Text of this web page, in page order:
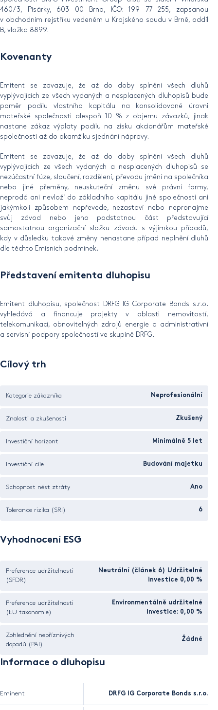
460/3, Pisárky, 603 00 Brno, IČO: 199 77 255, zapsanou
v obchodním rejstříku vedeném u Krajského soudu v Brně, oddíl
B, vložka 8899.
Kovenanty
Emitent se zavazuje, že až do doby splnění všech dluhů
vyplývajících ze všech vydaných a nesplacených dluhopisů bude
poměr podílu vlastního kapitálu na konsolidované úrovni
mateřské společnosti alespoň 10 % z objemu závazků, jinak
nastane zákaz výplaty podílu na zisku akcionářům mateřské
společnosti až do okamžiku sjednání nápravy.
Emitent se zavazuje, že až do doby splnění všech dluhů
vyplývajících ze všech vydaných a nesplacených dluhopisů se
nezúčastní fúze, sloučení, rozdělení, převodu jmění na společníka
nebo jiné přeměny, neuskuteční změnu své právní formy,
neprodá ani nevloží do základního kapitálu jiné společnosti ani
jakýmkoli způsobem nepřevede, nezastaví nebo nepronajme
svůj závod nebo jeho podstatnou část představující
samostatnou organizační složku závodu s výjimkou případů,
kdy v důsledku takové změny nenastane případ neplnění dluhů
dle těchto Emisních podmínek.
Představení emitenta dluhopisu
Emitent dluhopisu, společnost DRFG IG Corporate Bonds s.r.o.
vyhledává a financuje projekty v oblasti nemovitostí,
telekomunikací, obnovitelných zdrojů energie a administrativní
a servisní podpory společností ve skupině DRFG.
Cílový trh
Kategorie zákazníka Neprofesionální
Znalosti a zkušenosti Zkušený
Investiční horizont Minimálně 5 let
Investiční cíle Budování majetku
Schopnost nést ztráty Ano
Tolerance rizika (SRI) 6
Vyhodnocení ESG
Preference udržitelnosti
(SFDR)
Neutrální (článek 6) Udržitelné
investice 0,00 %
Preference udržitelnosti
(EU taxonomie)
Environmentálně udržitelné
investice: 0,00 %
Zohlednění nepříznivých
dopadů (PAI)
Žádné
Informace o dluhopisu
Eminent DRFG IG Corporate Bonds s.r.o.